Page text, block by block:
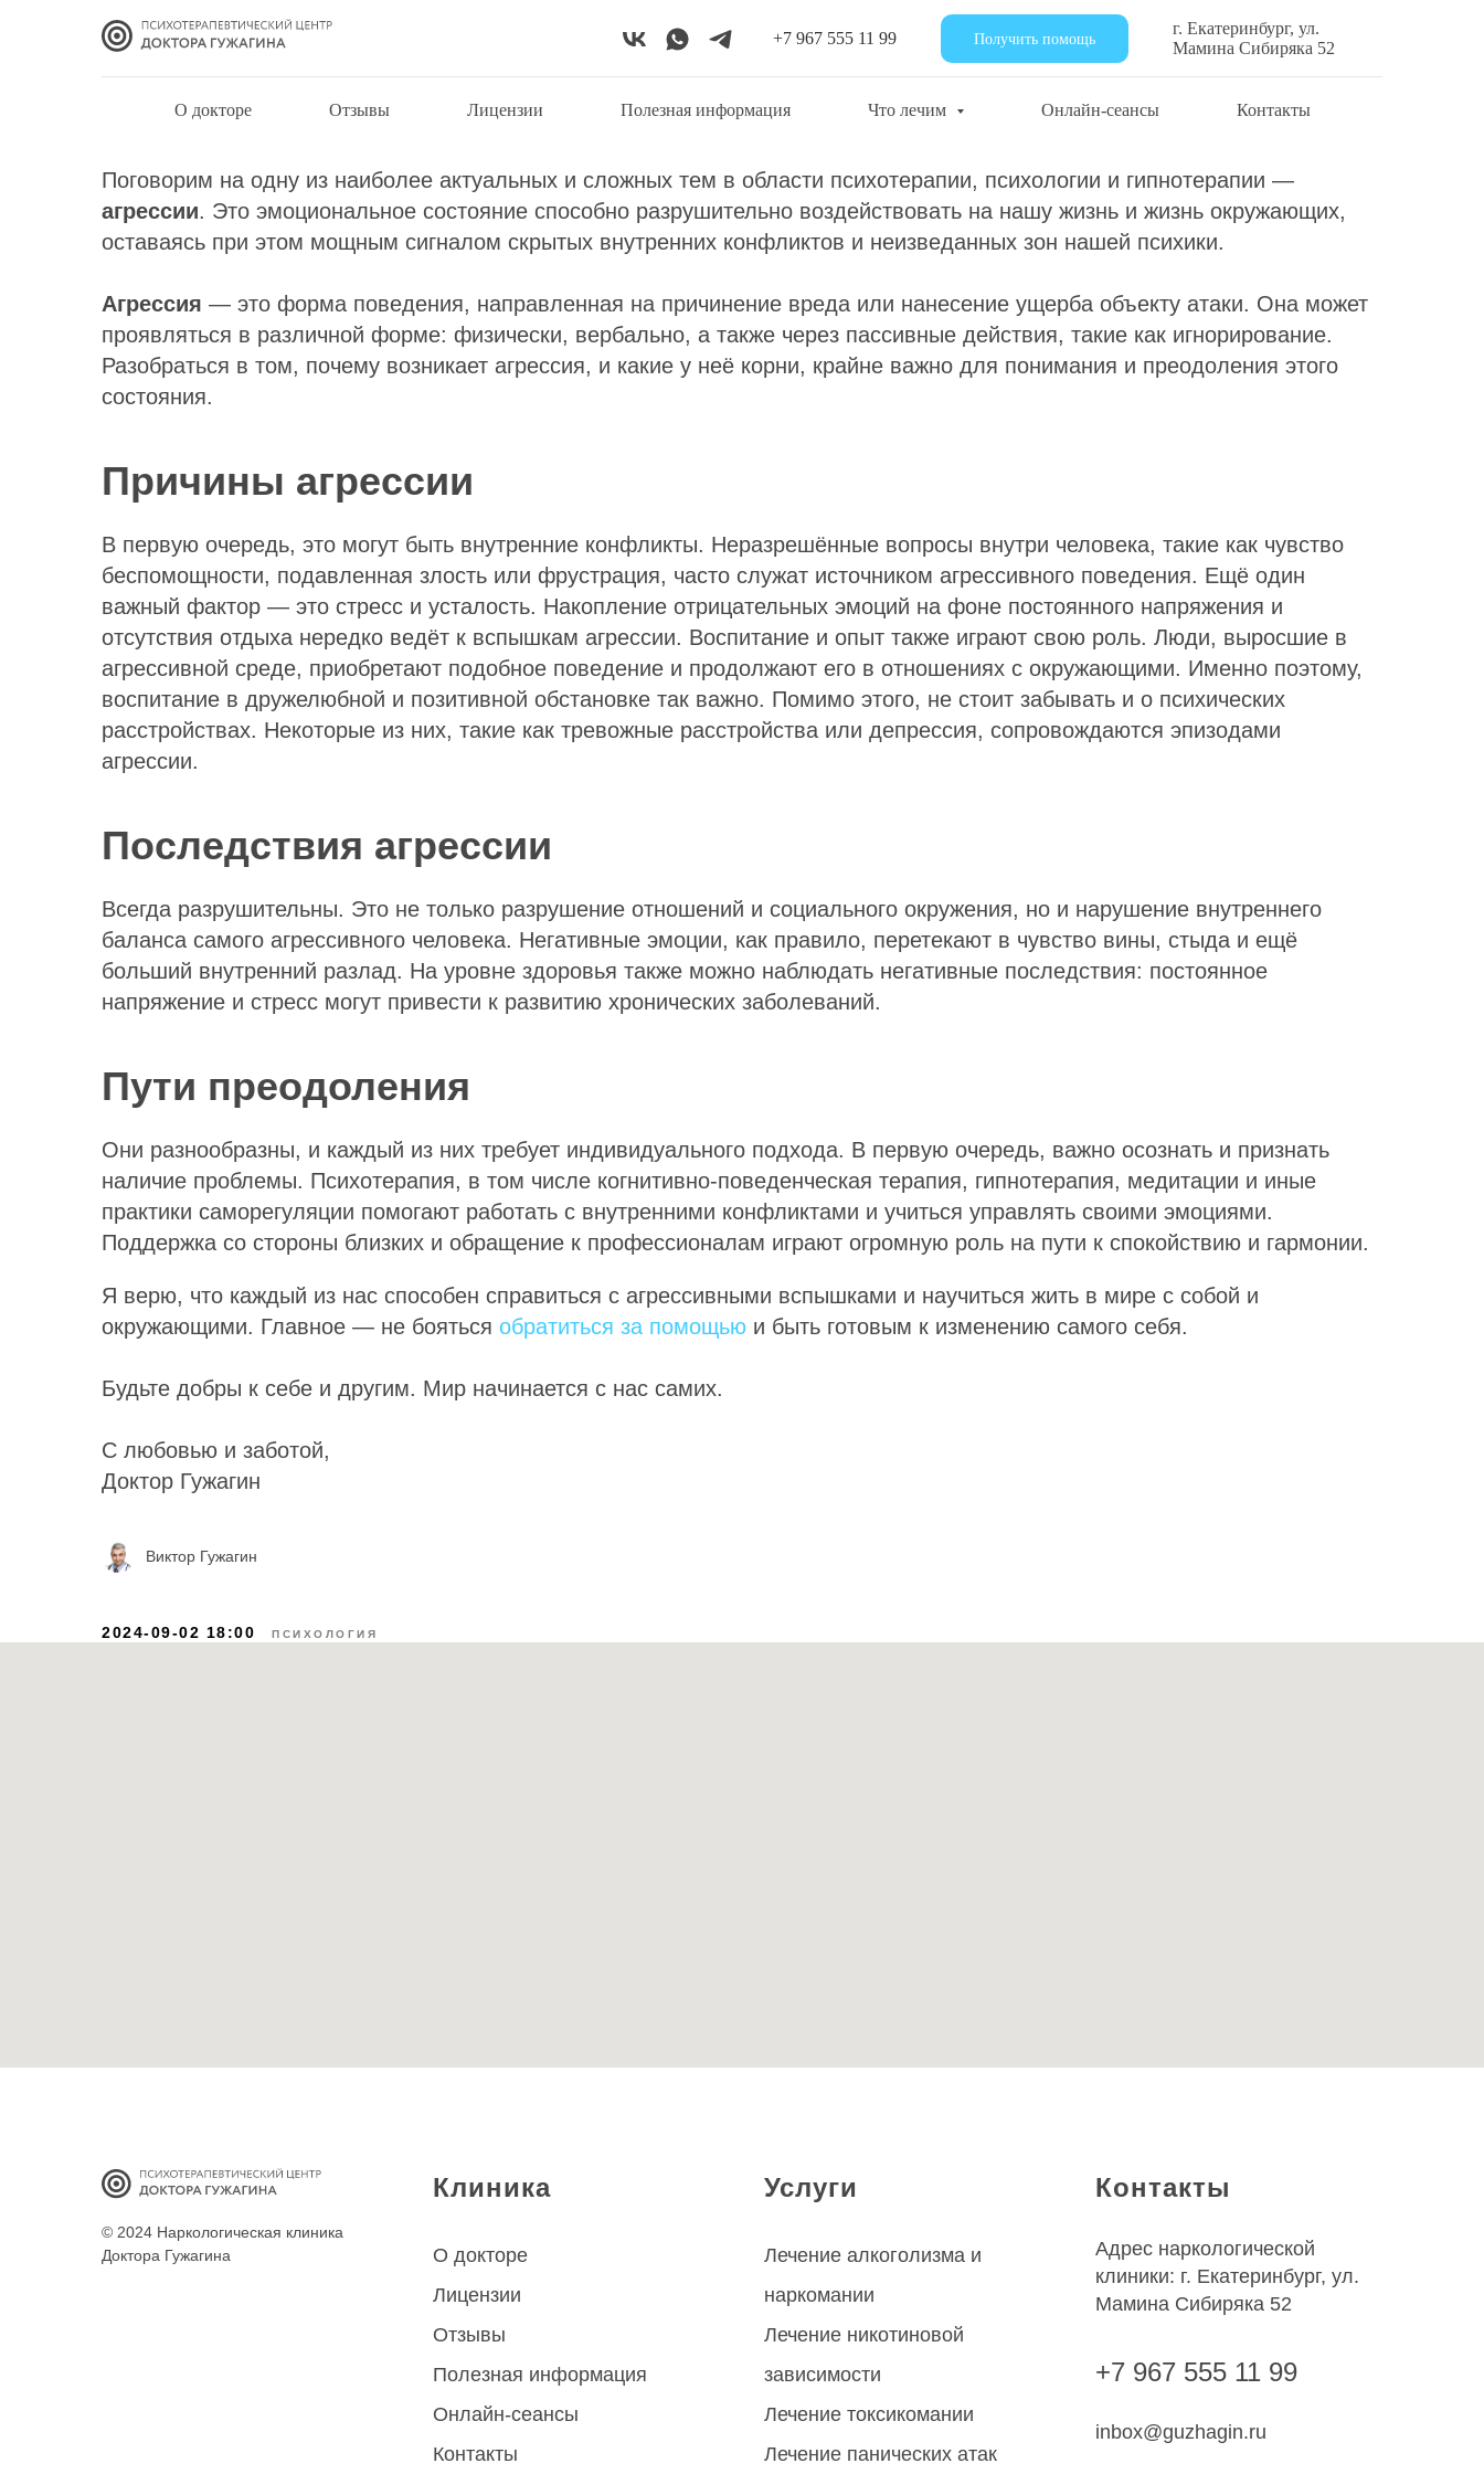
+7 967 555 11 99 Получить помощь
г. Екатеринбург, ул.
Мамина Сибиряка 52
О докторе Отзывы Лицензии Полезная информация Что лечим Онлайн-сеансы Контакты
Агрессия: причины, последствия и пути преодоления
Поговорим на одну из наиболее актуальных и сложных тем в области психотерапии, психологии и гипнотерапии —
агрессии. Это эмоциональное состояние способно разрушительно воздействовать на нашу жизнь и жизнь окружающих,
оставаясь при этом мощным сигналом скрытых внутренних конфликтов и неизведанных зон нашей психики.
Агрессия — это форма поведения, направленная на причинение вреда или нанесение ущерба объекту атаки. Она может
проявляться в различной форме: физически, вербально, а также через пассивные действия, такие как игнорирование.
Разобраться в том, почему возникает агрессия, и какие у неё корни, крайне важно для понимания и преодоления этого
состояния.
Причины агрессии
В первую очередь, это могут быть внутренние конфликты. Неразрешённые вопросы внутри человека, такие как чувство
беспомощности, подавленная злость или фрустрация, часто служат источником агрессивного поведения. Ещё один
важный фактор — это стресс и усталость. Накопление отрицательных эмоций на фоне постоянного напряжения и
отсутствия отдыха нередко ведёт к вспышкам агрессии. Воспитание и опыт также играют свою роль. Люди, выросшие в
агрессивной среде, приобретают подобное поведение и продолжают его в отношениях с окружающими. Именно поэтому,
воспитание в дружелюбной и позитивной обстановке так важно. Помимо этого, не стоит забывать и о психических
расстройствах. Некоторые из них, такие как тревожные расстройства или депрессия, сопровождаются эпизодами
агрессии.
Последствия агрессии
Всегда разрушительны. Это не только разрушение отношений и социального окружения, но и нарушение внутреннего
баланса самого агрессивного человека. Негативные эмоции, как правило, перетекают в чувство вины, стыда и ещё
больший внутренний разлад. На уровне здоровья также можно наблюдать негативные последствия: постоянное
напряжение и стресс могут привести к развитию хронических заболеваний.
Пути преодоления
Они разнообразны, и каждый из них требует индивидуального подхода. В первую очередь, важно осознать и признать
наличие проблемы. Психотерапия, в том числе когнитивно-поведенческая терапия, гипнотерапия, медитации и иные
практики саморегуляции помогают работать с внутренними конфликтами и учиться управлять своими эмоциями.
Поддержка со стороны близких и обращение к профессионалам играют огромную роль на пути к спокойствию и гармонии.
Я верю, что каждый из нас способен справиться с агрессивными вспышками и научиться жить в мире с собой и
окружающими. Главное — не бояться обратиться за помощью и быть готовым к изменению самого себя.
Будьте добры к себе и другим. Мир начинается с нас самих.
С любовью и заботой,
Доктор Гужагин
Виктор Гужагин
2024-09-02 18:00 ПСИХОЛОГИЯ
Клиника
О докторе
Лицензии
Отзывы
Полезная информация
Онлайн-сеансы
Контакты
Услуги
Лечение алкоголизма и
наркомании
Лечение никотиновой
зависимости
Лечение токсикомании
Лечение панических атак
Контакты
Адрес наркологической
клиники: г. Екатеринбург, ул.
Мамина Сибиряка 52
© 2024 Наркологическая клиника
Доктора Гужагина
inbox@guzhagin.ru
+7 967 555 11 99